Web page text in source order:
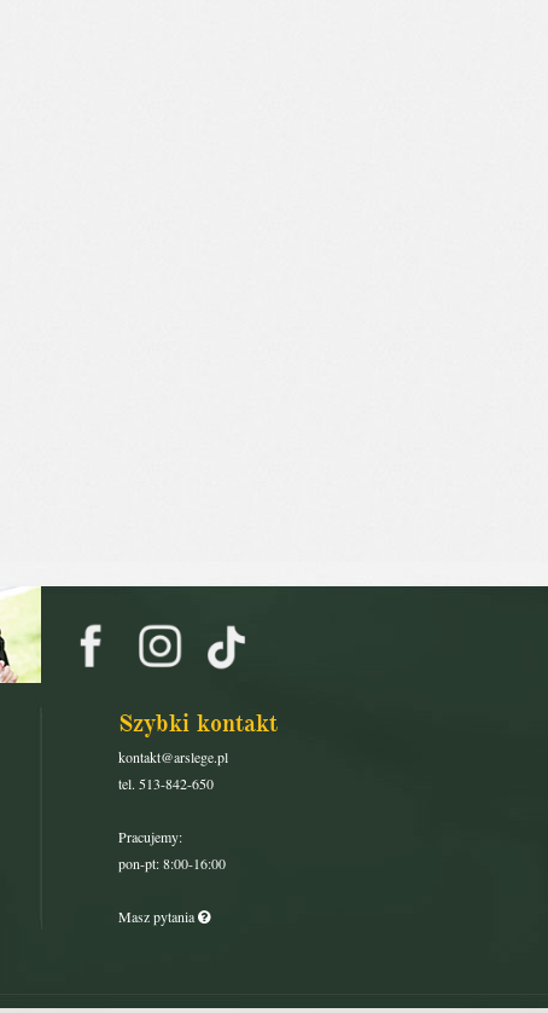
Szybki kontakt
kontakt@arslege.pl
tel. 513-842-650
Pracujemy:
pon-pt: 8:00-16:00
Masz pytania